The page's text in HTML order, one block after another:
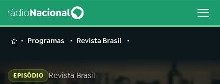
MENUProgramas Revista Brasil
EPISÓDIO Revista Brasil